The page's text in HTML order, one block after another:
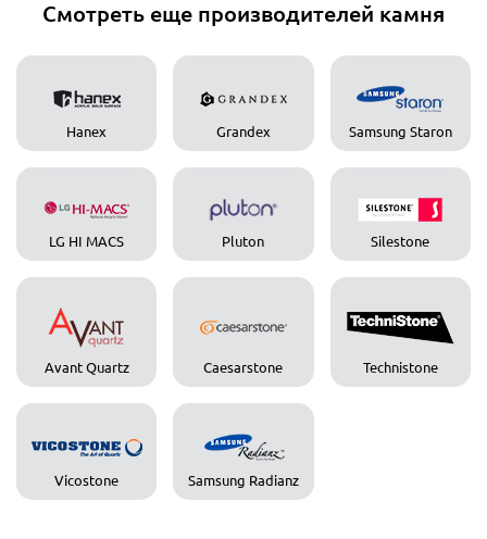
Смотреть еще производителей камня
Hanex Grandex Samsung Staron
LG HI MACS Pluton Silestone
Avant Quartz Caesarstone Technistone
Vicostone Samsung Radianz